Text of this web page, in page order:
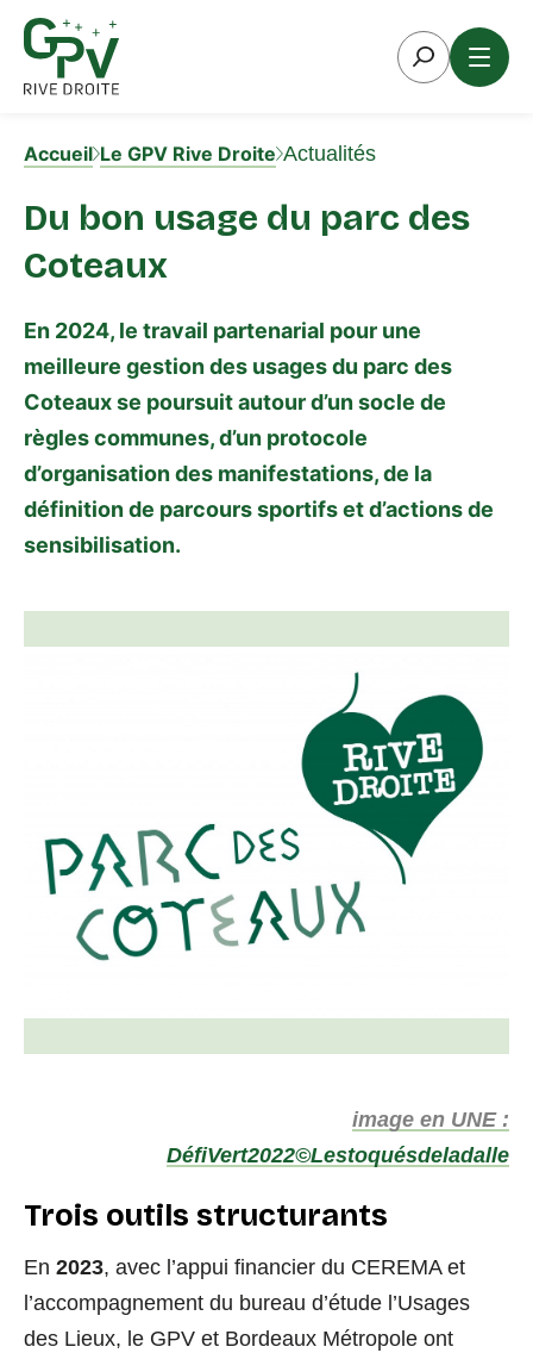
Aller
Accueil Le GPV Rive Droite Actualités
Du bon usage du parc des
Coteaux
En 2024, le travail partenarial pour une
meilleure gestion des usages du parc des
Coteaux se poursuit autour d’un socle de
règles communes, d’un protocole
d’organisation des manifestations, de la
définition de parcours sportifs et d’actions de
sensibilisation.
image en UNE :
DéfiVert2022©Lestoquésdeladalle
Trois outils structurants
En 2023, avec l’appui financier du CEREMA et
l’accompagnement du bureau d’étude l’Usages
des Lieux, le GPV et Bordeaux Métropole ont